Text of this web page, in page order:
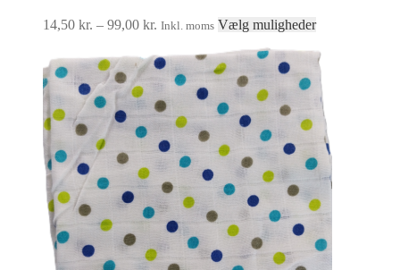
14,50 kr. – 99,00 kr. Prisinterval:
til
99,00 kr.
Inkl. moms Vælg mulighederDette
har
flere
varianter.
Mulighederne
kan
vælges
på
varesiden